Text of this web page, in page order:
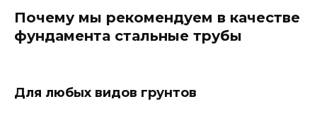
Почему мы рекомендуем в качестве
фундамента стальные трубы
Для любых видов грунтов